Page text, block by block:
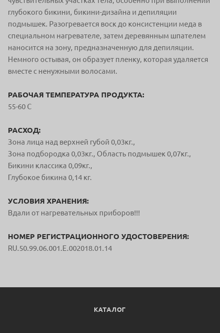
глубокого бикини, бикини-дизайна и депиляции
подмышек. Разогревается воск до консистенции меда в
специальном нагревателе, затем деревянным шпателем
наносится на зону, предназначенную для депиляции.
Немного остывая, он образует пленку, которая удаляется
вместе с ненужными волосами.
РАБОЧАЯ ТЕМПЕРАТУРА ПРОДУКТА:
55-60 С
РАСХОД:
Зона лица над верхней губой 0,03кг.,
Зона подбородка 0,03кг., Область подмышек 0,07кг.,
Бикини классика 0,09кг.,
Глубокое бикина 0,14 кг.
УСЛОВИЯ ХРАНЕНИЯ:
Вдали от нагревательных приборов!!!
НОМЕР РЕГИСТРАЦИОННОГО УДОСТОВЕРЕНИЯ:
RU.50.99.06.001.E.002018.01.14
КАТАЛОГ